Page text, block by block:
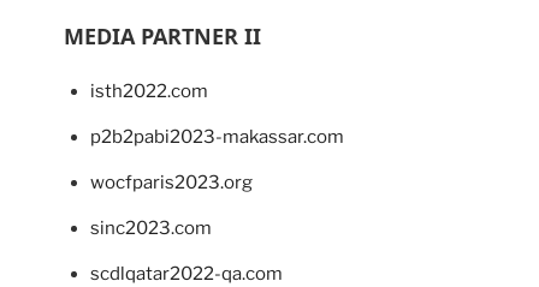
MEDIA PARTNER II
isth2022.com
p2b2pabi2023-makassar.com
wocfparis2023.org
sinc2023.com
scdlqatar2022-qa.com